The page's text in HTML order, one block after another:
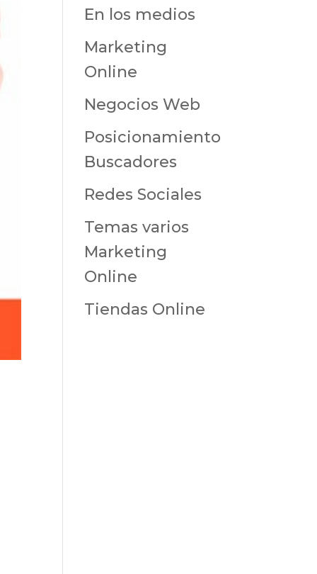
En los medios
Marketing
Online
Negocios Web
Posicionamiento
Buscadores
Redes Sociales
Temas varios
Marketing
Online
Tiendas Online